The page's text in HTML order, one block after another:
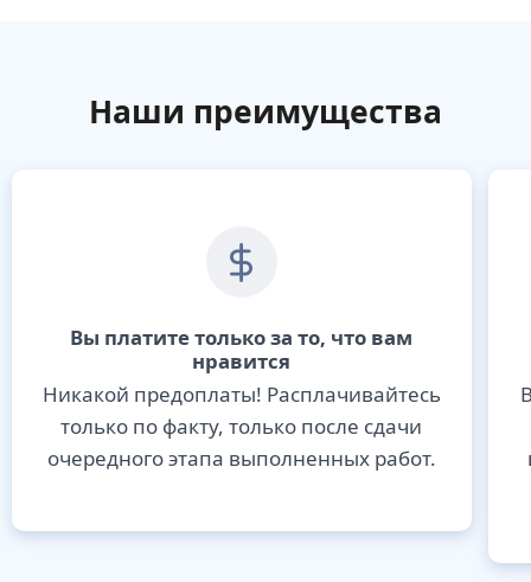
Наши преимущества
Вы платите только за то, что вам
нравится
Никакой предоплаты! Расплачивайтесь
только по факту, только после сдачи
очередного этапа выполненных работ.